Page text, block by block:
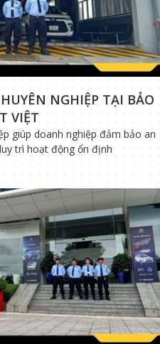
NGHIỆP TẠI BẢO
VIỆT
giúp doanh nghiệp đảm bảo an
trì hoạt động ổn định